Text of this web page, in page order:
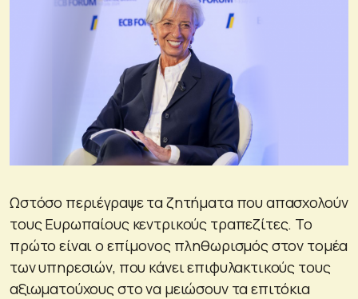
Ωστόσο περιέγραψε τα ζητήματα που απασχολούν
τους Ευρωπαίους κεντρικούς τραπεζίτες. Το
πρώτο είναι ο επίμονος πληθωρισμός στον τομέα
των υπηρεσιών, που κάνει επιφυλακτικούς τους
αξιωματούχους στο να μειώσουν τα επιτόκια